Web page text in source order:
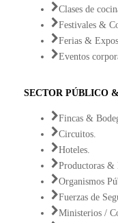
Clases de
Festivales &
Ferias &
Eventos
SECTOR PÚBLICO
Fincas &
Circuitos.
Hoteles.
Productoras &
Organismos
Fuerzas de
Ministerios /